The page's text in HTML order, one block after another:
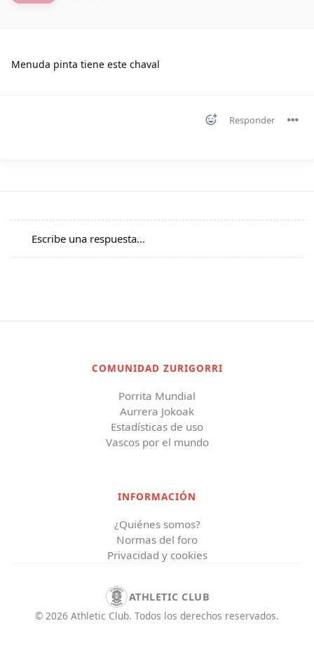
Menuda pinta tiene este chaval
Responder
Escribe una respuesta...
COMUNIDAD ZURIGORRI
Porrita Mundial
Aurrera Jokoak
Estadísticas de uso
Vascos por el mundo
INFORMACIÓN
¿Quiénes somos?
Normas del foro
Privacidad y cookies
ATHLETIC CLUB
© 2026 Athletic Club. Todos los derechos reservados.